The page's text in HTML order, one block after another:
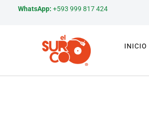
WhatsApp: +593 999 817 424
INICIO